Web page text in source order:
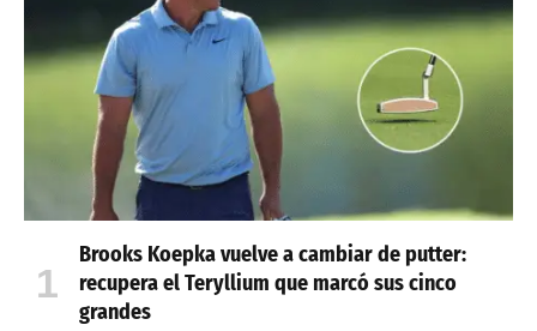
Brooks Koepka vuelve a cambiar de putter:
recupera el Teryllium que marcó sus cinco
grandes